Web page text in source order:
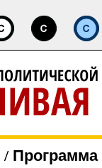
/ Программа